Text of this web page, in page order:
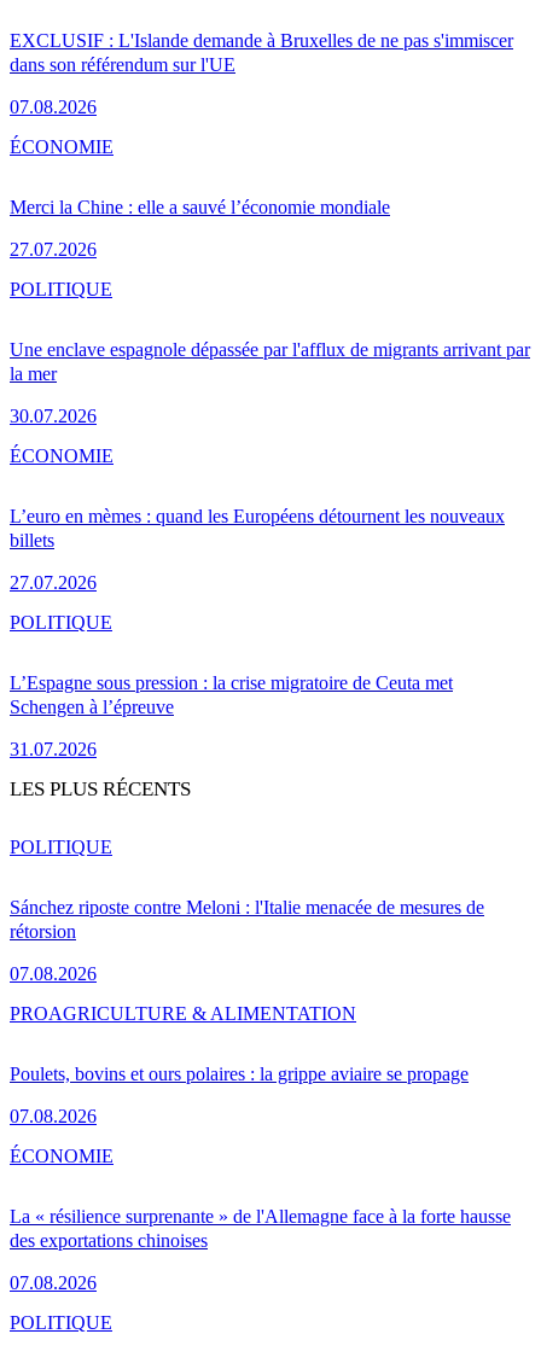
EXCLUSIF : L'Islande demande à Bruxelles de ne pas s'immiscer
dans son référendum sur l'UE
07.08.2026
Merci la Chine : elle a sauvé l’économie mondiale
27.07.2026
ÉCONOMIE
Une enclave espagnole dépassée par l'afflux de migrants arrivant par
la mer
30.07.2026
POLITIQUE
L’euro en mèmes : quand les Européens détournent les nouveaux
billets
27.07.2026
ÉCONOMIE
L’Espagne sous pression : la crise migratoire de Ceuta met
Schengen à l’épreuve
31.07.2026
POLITIQUE
LES PLUS RÉCENTS
Sánchez riposte contre Meloni : l'Italie menacée de mesures de
rétorsion
07.08.2026
POLITIQUE
Poulets, bovins et ours polaires : la grippe aviaire se propage
07.08.2026
PROAGRICULTURE & ALIMENTATION
La « résilience surprenante » de l'Allemagne face à la forte hausse
des exportations chinoises
07.08.2026
ÉCONOMIE
POLITIQUE